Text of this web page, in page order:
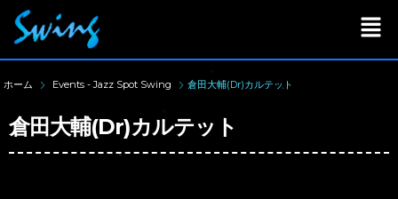
ホーム Events - Jazz Spot Swing 倉田大輔(Dr)カルテット
倉田大輔(Dr)カルテット